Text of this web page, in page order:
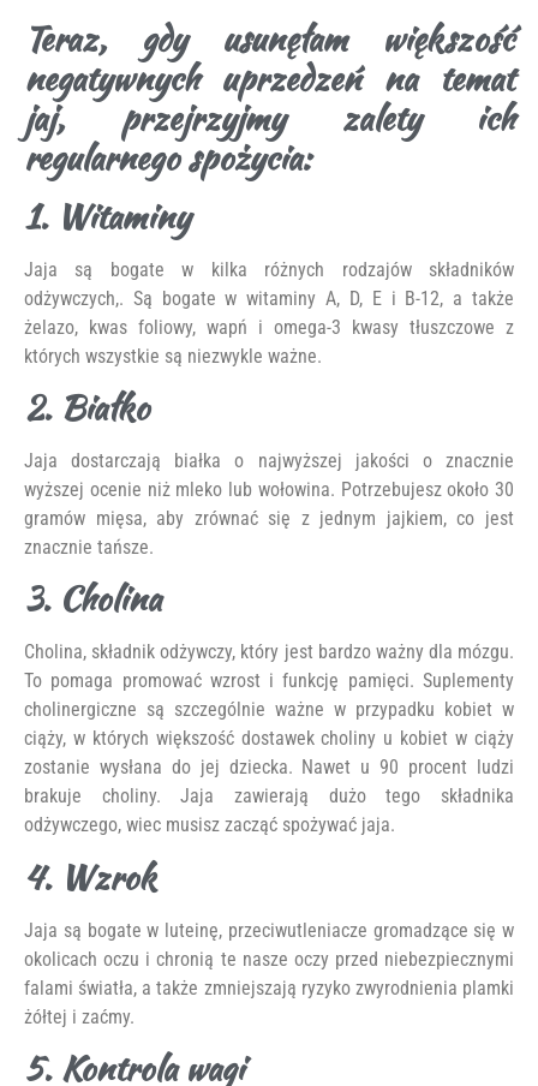
Teraz, gdy usunęłam większość
negatywnych uprzedzeń na temat
jaj, przejrzyjmy zalety ich
regularnego spożycia:
1. Witaminy
Jaja są bogate w kilka różnych rodzajów składników
odżywczych,. Są bogate w witaminy A, D, E i B-12, a także
żelazo, kwas foliowy, wapń i omega-3 kwasy tłuszczowe z
których wszystkie są niezwykle ważne.
2. Białko
Jaja dostarczają białka o najwyższej jakości o znacznie
wyższej ocenie niż mleko lub wołowina. Potrzebujesz około 30
gramów mięsa, aby zrównać się z jednym jajkiem, co jest
znacznie tańsze.
3. Cholina
Cholina, składnik odżywczy, który jest bardzo ważny dla mózgu.
To pomaga promować wzrost i funkcję pamięci. Suplementy
cholinergiczne są szczególnie ważne w przypadku kobiet w
ciąży, w których większość dostawek choliny u kobiet w ciąży
zostanie wysłana do jej dziecka. Nawet u 90 procent ludzi
brakuje choliny. Jaja zawierają dużo tego składnika
odżywczego, wiec musisz zacząć spożywać jaja.
4. Wzrok
Jaja są bogate w luteinę, przeciwutleniacze gromadzące się w
okolicach oczu i chronią te nasze oczy przed niebezpiecznymi
falami światła, a także zmniejszają ryzyko zwyrodnienia plamki
żółtej i zaćmy.
5. Kontrola wagi